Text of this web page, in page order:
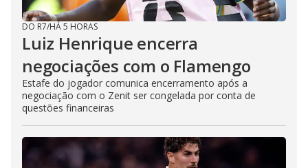
DO R7/HÁ 5 HORAS
Luiz Henrique encerra
negociações com o Flamengo
Estafe do jogador comunica encerramento após a
negociação com o Zenit ser congelada por conta de
questões financeiras